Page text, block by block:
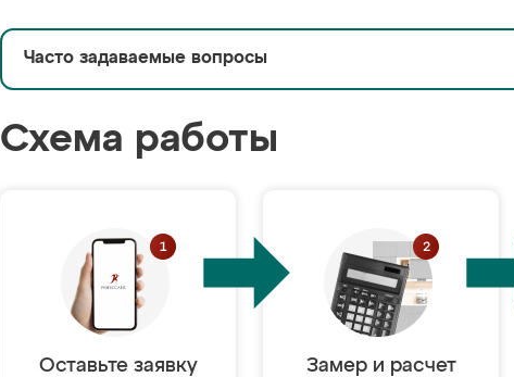
Часто задаваемые вопросы
Схема работы
Оставьте заявку Замер и расчет